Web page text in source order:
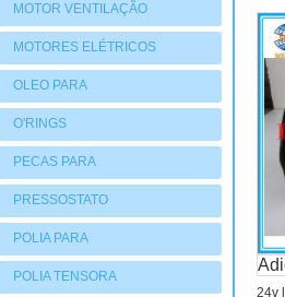
MOTOR VENTILAÇÃO
MOTORES ELÉTRICOS
OLEO PARA
COMPRESSORES
O'RINGS
PECAS PARA
COMPRESSORES
PRESSOSTATO
POLIA PARA
COMPRESSORES
POLIA TENSORA
24v